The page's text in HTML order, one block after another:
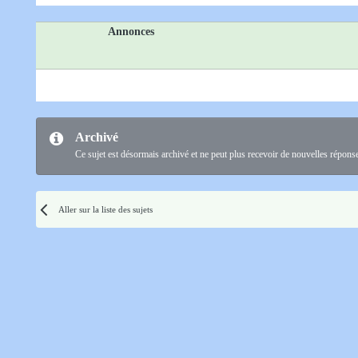
Annonces
Archivé
Ce sujet est désormais archivé et ne peut plus recevoir de nouvelles
Aller sur la liste des sujets